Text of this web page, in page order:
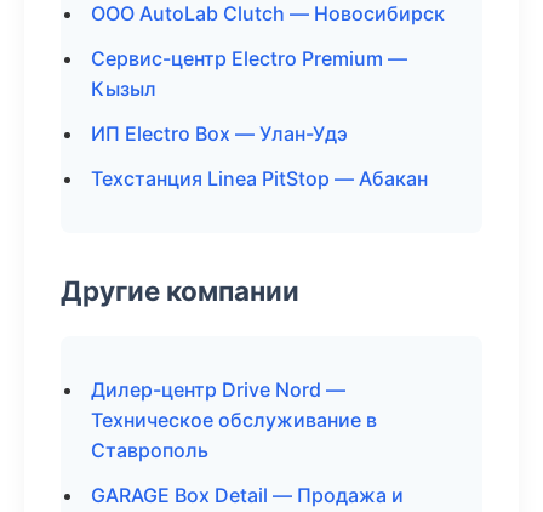
ООО AutoLab Clutch — Новосибирск
Сервис-центр Electro Premium —
Кызыл
ИП Electro Box — Улан-Удэ
Техстанция Linea PitStop — Абакан
Другие компании
Дилер-центр Drive Nord —
Техническое обслуживание в
Ставрополь
GARAGE Box Detail — Продажа и